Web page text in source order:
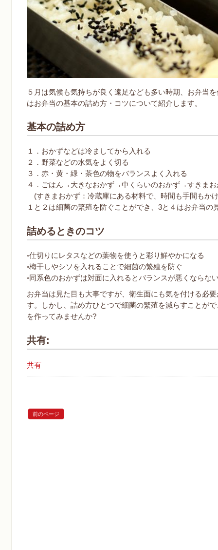
５月は気候も気持ちが良く遠足なども多い時期、お弁当
はお弁当の基本の詰め方・コツについて紹介します。
基本の詰め方
１．おかずなどは冷ましてから入れる
２．野菜などの水気をよく切る
３．赤・黄・緑・茶色の物をバランスよく入れる
４．ごはん→大きなおかず→中くらいのおかず→すきまお
(すきまおかず：冷蔵庫にある材料で、時間も手間もか
１と２は細菌の繁殖を防ぐことができ、3と４はお弁当の
詰めるときのコツ
◦仕切りにレタスなどの葉物を使うと彩り鮮やかになる
◦梅干しやシソを入れることで細菌の繁殖を防ぐ
◦同系色のおかずは対面に入れるとバランスが悪くならな
お弁当は見た目も大事ですが、衛生面にも気を付ける必
す。しかし、詰め方ひとつで細菌の繁殖を減らすことが
を作ってみませんか?
共有:
共有
前のページ